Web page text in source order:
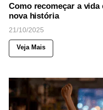
Como recomeçar a
nova história
21/10/2025
Veja Mais